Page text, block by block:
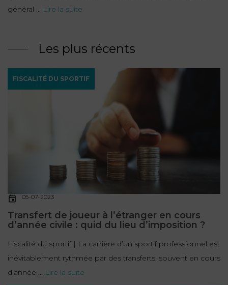
général ... Lire la suite
Les plus récents
FISCALITÉ DU SPORTIF
05-07-2023
Transfert de joueur à l’étranger en cours
d’année civile : quid du lieu d’imposition ?
Fiscalité du sportif | La carrière d’un sportif professionnel est
inévitablement rythmée par des transferts, souvent en cours
d’année ... Lire la suite